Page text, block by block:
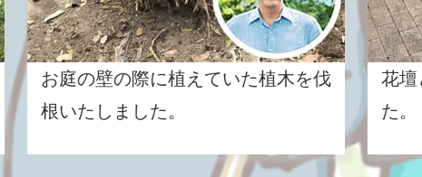
お庭の壁の際に植えていた植木を伐
根いたしました。
花壇
た。